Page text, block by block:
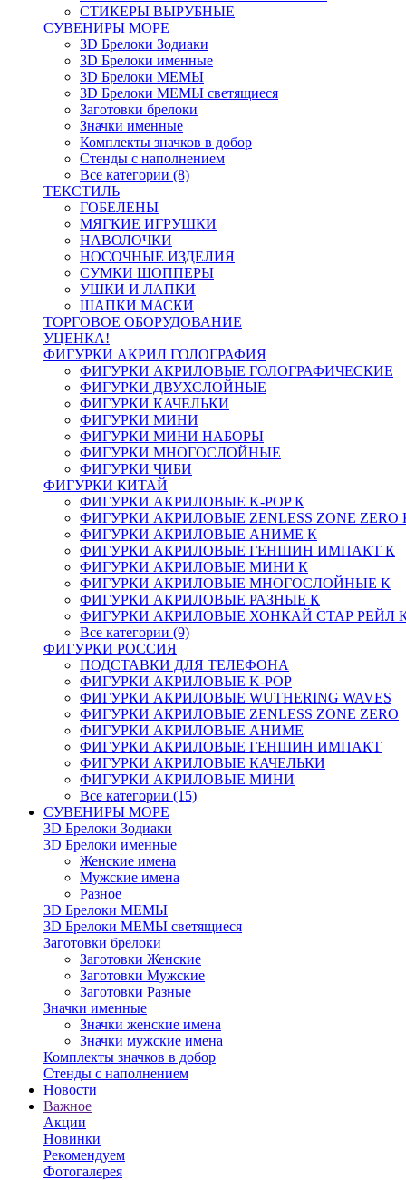
СТИКЕРЫ ВЫРУБНЫЕ
СУВЕНИРЫ МОРЕ
3D Брелоки Зодиаки
3D Брелоки именные
3D Брелоки МЕМЫ
3D Брелоки МЕМЫ светящиеся
Заготовки брелоки
Значки именные
Комплекты значков в добор
Стенды с наполнением
Все категории (8)
ТЕКСТИЛЬ
ГОБЕЛЕНЫ
МЯГКИЕ ИГРУШКИ
НАВОЛОЧКИ
НОСОЧНЫЕ ИЗДЕЛИЯ
СУМКИ ШОППЕРЫ
УШКИ И ЛАПКИ
ШАПКИ МАСКИ
ТОРГОВОЕ ОБОРУДОВАНИЕ
УЦЕНКА!
ФИГУРКИ АКРИЛ ГОЛОГРАФИЯ
ФИГУРКИ АКРИЛОВЫЕ ГОЛОГРАФИЧЕСКИЕ
ФИГУРКИ ДВУХСЛОЙНЫЕ
ФИГУРКИ КАЧЕЛЬКИ
ФИГУРКИ МИНИ
ФИГУРКИ МИНИ НАБОРЫ
ФИГУРКИ МНОГОСЛОЙНЫЕ
ФИГУРКИ ЧИБИ
ФИГУРКИ КИТАЙ
ФИГУРКИ АКРИЛОВЫЕ K-POP К
ФИГУРКИ АКРИЛОВЫЕ ZENLESS ZONE ZERO
ФИГУРКИ АКРИЛОВЫЕ АНИМЕ К
ФИГУРКИ АКРИЛОВЫЕ ГЕНШИН ИМПАКТ К
ФИГУРКИ АКРИЛОВЫЕ МИНИ К
ФИГУРКИ АКРИЛОВЫЕ МНОГОСЛОЙНЫЕ К
ФИГУРКИ АКРИЛОВЫЕ РАЗНЫЕ К
ФИГУРКИ АКРИЛОВЫЕ ХОНКАЙ СТАР РЕЙЛ
Все категории (9)
ФИГУРКИ РОССИЯ
ПОДСТАВКИ ДЛЯ ТЕЛЕФОНА
ФИГУРКИ АКРИЛОВЫЕ K-POP
ФИГУРКИ АКРИЛОВЫЕ WUTHERING WAVES
ФИГУРКИ АКРИЛОВЫЕ ZENLESS ZONE ZERO
ФИГУРКИ АКРИЛОВЫЕ АНИМЕ
ФИГУРКИ АКРИЛОВЫЕ ГЕНШИН ИМПАКТ
ФИГУРКИ АКРИЛОВЫЕ КАЧЕЛЬКИ
ФИГУРКИ АКРИЛОВЫЕ МИНИ
Все категории (15)
СУВЕНИРЫ МОРЕ
3D Брелоки Зодиаки
3D Брелоки именные
Женские имена
Мужские имена
Разное
3D Брелоки МЕМЫ
3D Брелоки МЕМЫ светящиеся
Заготовки брелоки
Заготовки Женские
Заготовки Мужские
Заготовки Разные
Значки именные
Значки женские имена
Значки мужские имена
Комплекты значков в добор
Стенды с наполнением
Новости
Важное
Акции
Новинки
Рекомендуем
Фотогалерея